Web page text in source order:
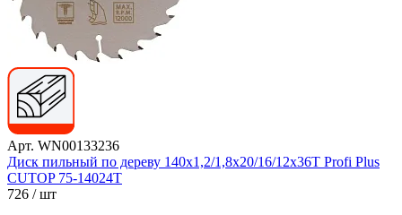
Арт. WN00133236
Диск пильный по дереву 140х1,2/1,8х20/16/12х36Т Profi Plus
CUTOP 75-14024Т
726 / шт